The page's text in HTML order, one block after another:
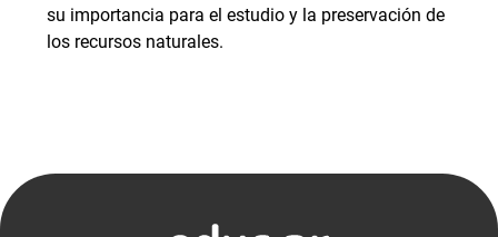
su importancia para el estudio y la preservación de
los recursos naturales.